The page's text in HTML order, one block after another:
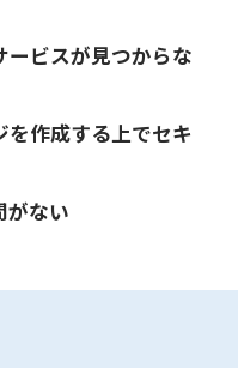
ビスが見つからな
作成する上でセキ
がない